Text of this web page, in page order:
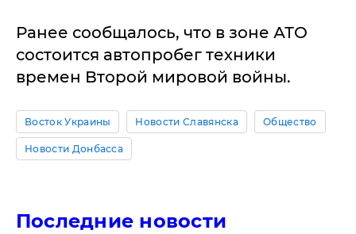
Ранее сообщалось, что в зоне АТО
состоится автопробег техники
времен Второй мировой войны.
Восток Украины Новости Славянска Общество
Новости Донбасса
Последние новости